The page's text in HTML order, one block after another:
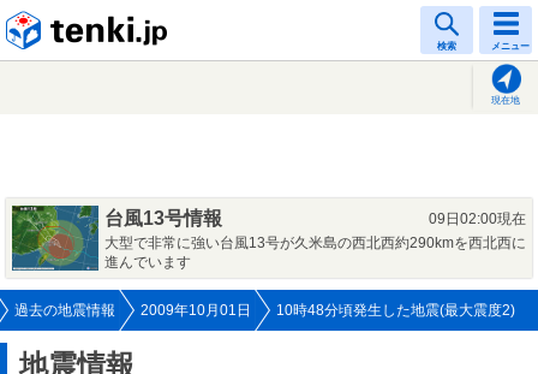
検索 メニュー
現在地
台風13号情報
09日02:00現在
大型で非常に強い台風13号が久米島の西北西約290kmを西北西に
進んでいます
過去の地震情報 2009年10月01日 10時48分頃発生した地震(最大震度2)
地震情報